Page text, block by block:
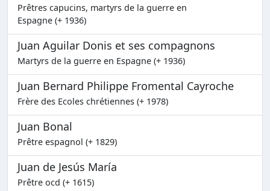
Prêtres capucins, martyrs de la guerre en
Espagne (+ 1936)
Juan Aguilar Donis et ses compagnons
Martyrs de la guerre en Espagne (+ 1936)
Juan Bernard Philippe Fromental Cayroche
Frère des Ecoles chrétiennes (+ 1978)
Juan Bonal
Prêtre espagnol (+ 1829)
Juan de Jesús María
Prêtre ocd (+ 1615)